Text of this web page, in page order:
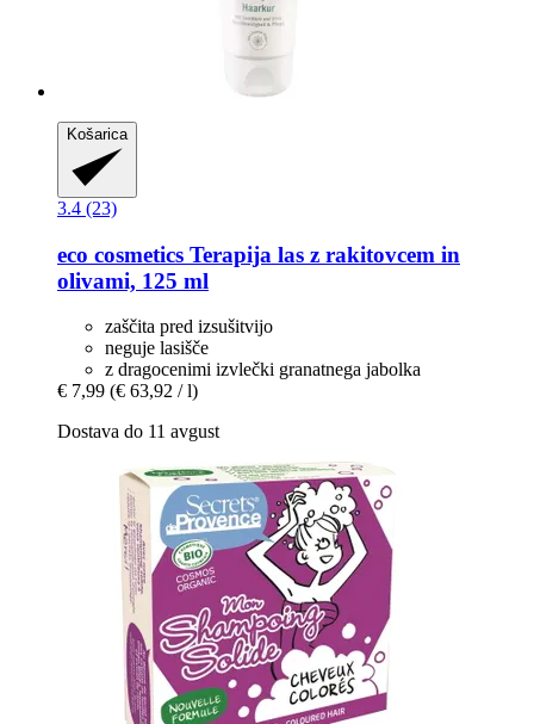
Košarica
3.4 (23)
eco cosmetics Terapija las z rakitovcem in
olivami, 125 ml
zaščita pred izsušitvijo
neguje lasišče
z dragocenimi izvlečki granatnega jabolka
€ 7,99 (€ 63,92 / l)
Dostava do 11 avgust